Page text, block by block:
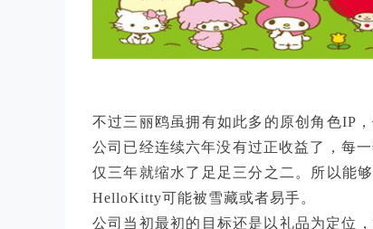
不过三丽鸥虽拥有如此多的原创角色IP
公司已经连续六年没有过正收益了，每
仅三年就缩水了足足三分之二。所以能
HelloKitty可能被雪藏或者易手。
公司当初最初的目标还是以礼品为定位